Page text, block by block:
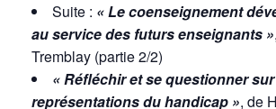
Suite : « Le coenseignement
au service des futurs enseignants »
Tremblay (partie 2/2)
« Réfléchir et se questionner
représentations du handicap », de